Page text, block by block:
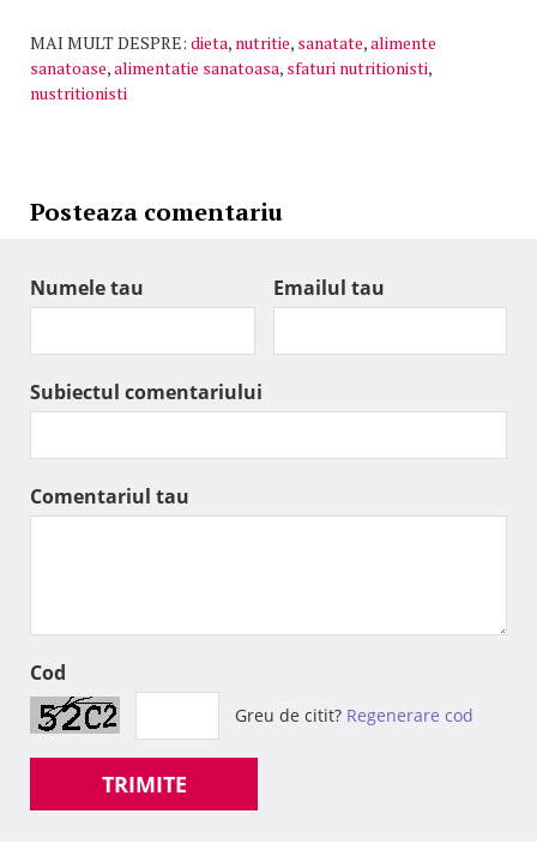
MAI MULT DESPRE: dieta, nutritie, sanatate,alimente
sanatoase,alimentatie sanatoasa, sfaturi nutritionisti,
nustritionisti
Posteaza comentariu
Numele tau Emailul tau
Subiectul comentariului
Comentariul tau
Cod
Greu de citit? Regenerare cod
TRIMITE